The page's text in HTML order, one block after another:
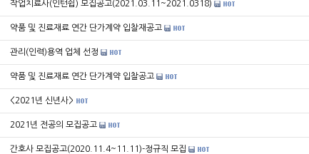
작업치료사(인턴쉽) 모집공고(2021.03.11~2021.0318)
약품 및 진료재료 연간 단가계약 입찰재공고
관리(인력)용역 업체 선정
약품 및 진료재료 연간 단가계약 입찰공고
<2021년 신년사>
2021년 전공의 모집공고
간호사 모집공고(2020.11.4~11.11)-정규직 모집